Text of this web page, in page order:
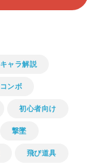
キャラ解説
コンボ
初心者向け
撃墜
飛び道具